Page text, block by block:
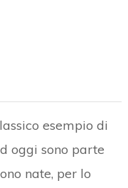
esempio di
oggi sono parte
nate, per lo